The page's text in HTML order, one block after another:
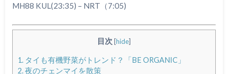
MH88 KUL(23:35) – NRT（7:05)
目次 [hide]
1.タイも有機野菜がトレンド？「BE ORGANIC」
2.夜のチェンマイを散策